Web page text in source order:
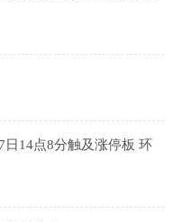
日14点8分触及涨停板 环